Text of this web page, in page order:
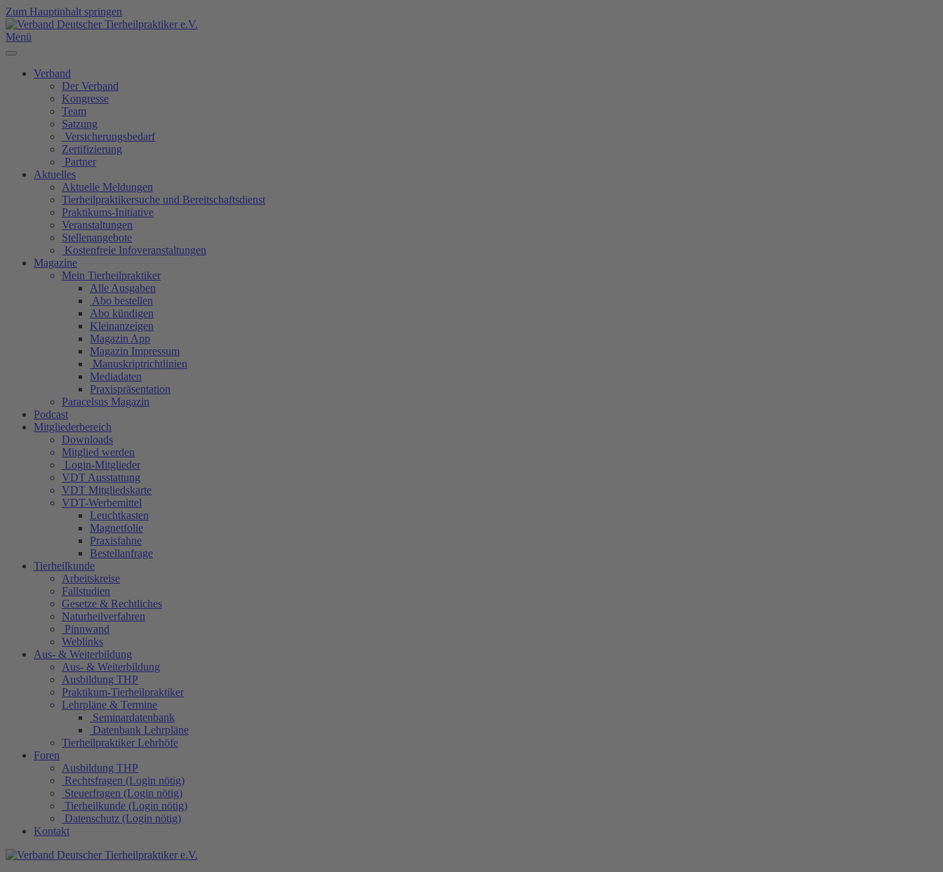
Zum Hauptinhalt springen
Menü
Verband
Der Verband
Kongresse
Team
Satzung
Versicherungsbedarf
Zertifizierung
Partner
Aktuelles
Aktuelle Meldungen
Tierheilpraktikersuche und Bereitschaftsdienst
Praktikums-Initiative
Veranstaltungen
Stellenangebote
Kostenfreie Infoveranstaltungen
Magazine
Mein Tierheilpraktiker
Alle Ausgaben
Abo bestellen
Abo kündigen
Kleinanzeigen
Magazin App
Magazin Impressum
Manuskriptrichtlinien
Mediadaten
Praxispräsentation
Paracelsus Magazin
Podcast
Mitgliederbereich
Downloads
Mitglied werden
Login-Mitglieder
VDT Ausstattung
VDT Mitgliedskarte
VDT-Werbemittel
Leuchtkasten
Magnetfolie
Praxisfahne
Bestellanfrage
Tierheilkunde
Arbeitskreise
Fallstudien
Gesetze & Rechtliches
Naturheilverfahren
Pinnwand
Weblinks
Aus- & Weiterbildung
Aus- & Weiterbildung
Ausbildung THP
Praktikum-Tierheilpraktiker
Lehrpläne & Termine
Seminardatenbank
Datenbank Lehrpläne
Tierheilpraktiker Lehrhöfe
Foren
Ausbildung THP
Rechtsfragen (Login nötig)
Steuerfragen (Login nötig)
Tierheilkunde (Login nötig)
Datenschutz (Login nötig)
Kontakt